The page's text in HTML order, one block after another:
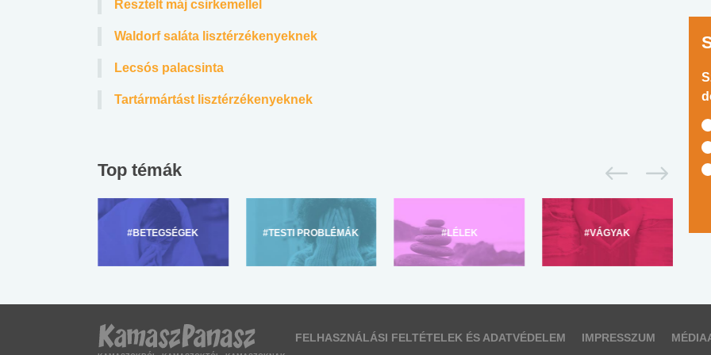
Resztelt máj csirkemellel
Waldorf saláta lisztérzékenyeknek
Lecsós palacsinta
Tartármártást lisztérzékenyeknek
Top témák
#BETEGSÉGEK #TESTI PROBLÉMÁK #LÉLEK #VÁGYAK
FELHASZNÁLÁSI FELTÉTELEK ÉS ADATVÉDELEM IMPRESSZUM